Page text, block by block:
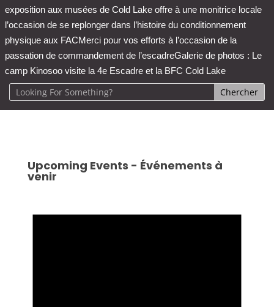
exposition aux musées de Cold Lake offre à une monitrice locale
l’occasion de se replonger dans l’histoire du conditionnement
physique aux FACMerci pour vos efforts à l’occasion de la
passation de commandement de l’escadreGalerie de photos : Le
camp Kinosoo visite la 4e Escadre et la BFC Cold Lake
Upcoming Events - Événements à
venir